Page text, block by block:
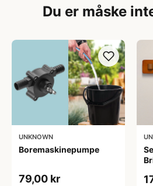
Du er måske
UNKNOWN
Boremaskinepumpe
79,00 kr